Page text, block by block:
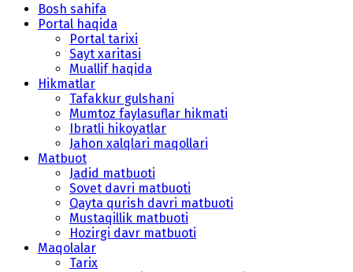
Bosh sahifa
Portal haqida
Portal tarixi
Sayt xaritasi
Muallif haqida
Hikmatlar
Tafakkur gulshani
Mumtoz faylasuflar hikmati
Ibratli hikoyatlar
Jahon xalqlari maqollari
Matbuot
Jadid matbuoti
Sovet davri matbuoti
Qayta qurish davri matbuoti
Mustaqillik matbuoti
Hozirgi davr matbuoti
Maqolalar
Tarix